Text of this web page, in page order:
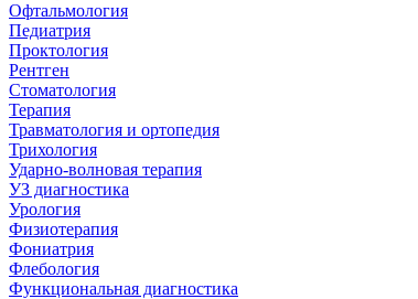
Офтальмология
Педиатрия
Проктология
Рентген
Стоматология
Терапия
Травматология и ортопедия
Трихология
Ударно-волновая терапия
УЗ диагностика
Урология
Физиотерапия
Фониатрия
Флебология
Функциональная диагностика